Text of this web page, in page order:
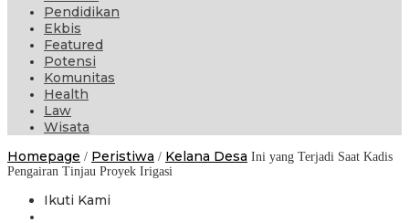
Pendidikan
Ekbis
Featured
Potensi
Komunitas
Health
Law
Wisata
Homepage / Peristiwa / Kelana Desa Ini yang Terjadi Saat Kadis
Pengairan Tinjau Proyek Irigasi
Ikuti Kami